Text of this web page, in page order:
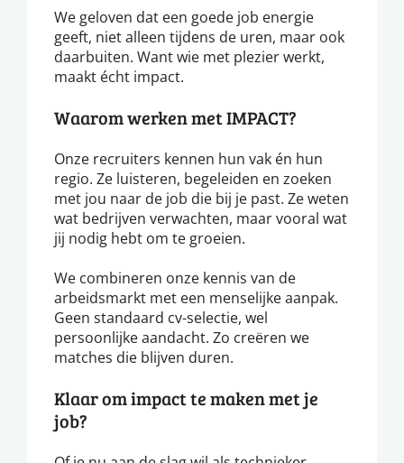
We geloven dat een goede job energie
geeft, niet alleen tijdens de uren, maar ook
daarbuiten. Want wie met plezier werkt,
maakt écht impact.
Waarom werken met IMPACT?
Onze recruiters kennen hun vak én hun
regio. Ze luisteren, begeleiden en zoeken
met jou naar de job die bij je past. Ze weten
wat bedrijven verwachten, maar vooral wat
jij nodig hebt om te groeien.
We combineren onze kennis van de
arbeidsmarkt met een menselijke aanpak.
Geen standaard cv-selectie, wel
persoonlijke aandacht. Zo creëren we
matches die blijven duren.
Klaar om impact te maken met je
job?